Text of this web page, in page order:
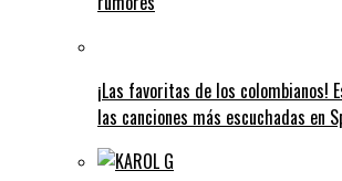
¡Las favoritas de los colombianos!
las canciones más escuchadas en